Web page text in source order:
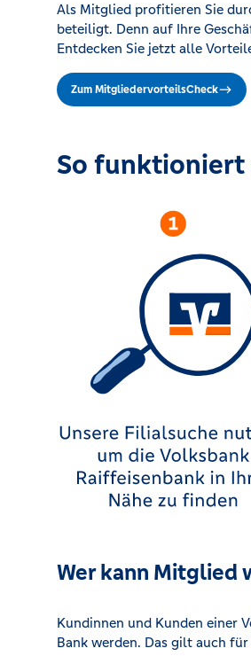
Als Mitglied profitieren Sie
beteiligt. Denn auf Ihre
Entdecken Sie jetzt alle
Zum MitgliedervorteilsCheck
So
Wer kann Mitglied
Kundinnen und Kunden einer
Bank werden. Das gilt auch